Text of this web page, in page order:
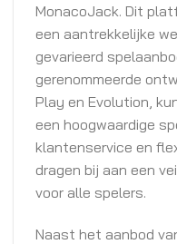
MonacoJack. Dit
een aantrekkelijke
gevarieerd
gerenommeerde
Play en Evolution,
een hoogwaardige
klantenservice en
dragen bij aan een
voor alle spelers.
Naast het aanbod